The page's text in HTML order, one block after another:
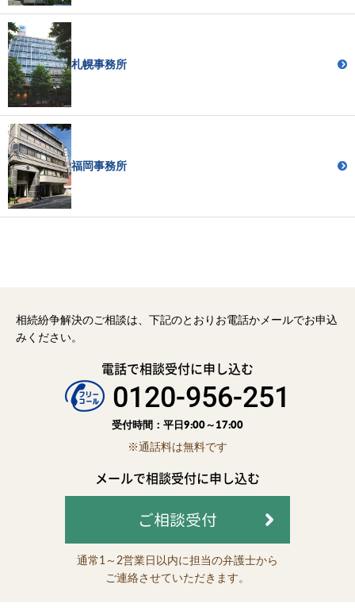
札幌事務所
福岡事務所
相続紛争解決のご相談は、下記のとおりお電話かメールでお申込
みください。
電話で相談受付に申し込む
0120-956-251
受付時間：平日9:00～17:00
※通話料は無料です
メールで相談受付に申し込む
ご相談受付
通常1～2営業日以内に担当の弁護士から
ご連絡させていただきます。